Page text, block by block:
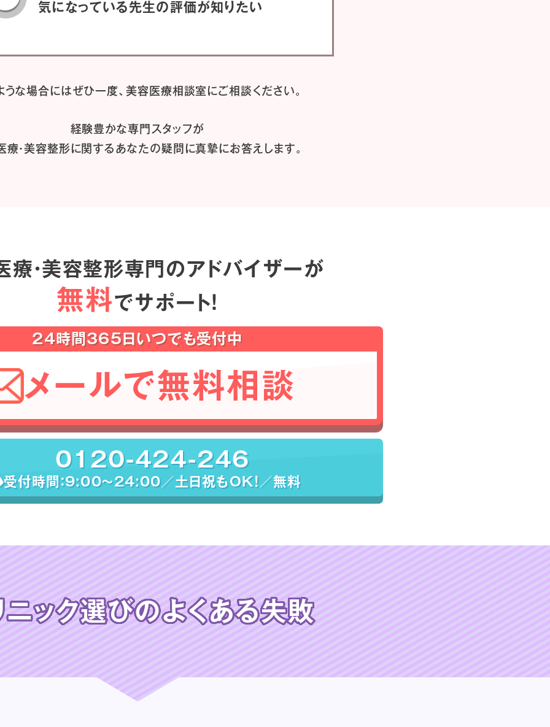
気になっている先生の評価が知りたい
うな場合にはぜひ一度、美容医療相談室にご相談ください。
経験豊かな専門スタッフが
療・美容整形に関するあなたの疑問に真摯にお答えします。
療・美容整形専門のアドバイザーが
無料でサポート！
24時間365日いつでも受付中
メールで無料相談
0120-424-246
受付時間：9:00〜24:00／土日祝もOK！／無料
ニック選びのよくある失敗